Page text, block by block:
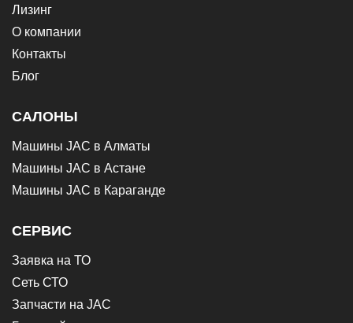
Лизинг
О компании
Контакты
Блог
САЛОНЫ
Машины JAC в Алматы
Машины JAC в Астане
Машины JAC в Караганде
СЕРВИС
Заявка на ТО
Сеть СТО
Запчасти на JAC